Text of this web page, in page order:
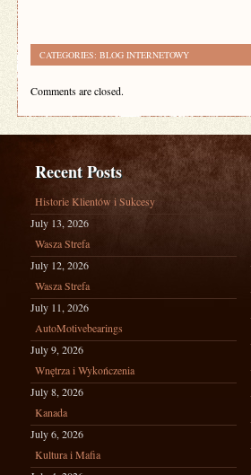
CATEGORIES: BLOG INTERNETOWY
Comments are closed.
Recent Posts
Historie Klientów i Sukcesy
July 13, 2026
Wasza Strefa
July 12, 2026
Wasza Strefa
July 11, 2026
AutoMotivebearings
July 9, 2026
Wnętrza i Wykończenia
July 8, 2026
Kanada
July 6, 2026
Kultura i Mafia